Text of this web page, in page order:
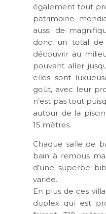
également tout
patrimoine
aussi de
donc un total de
découvrir au
pouvant aller
elles sont
goût, avec leur
n’est pas tout
autour de la
15 mètres.
Chaque salle de
bain à remous
d’une superbe
variée.
En plus de ces
duplex qui est